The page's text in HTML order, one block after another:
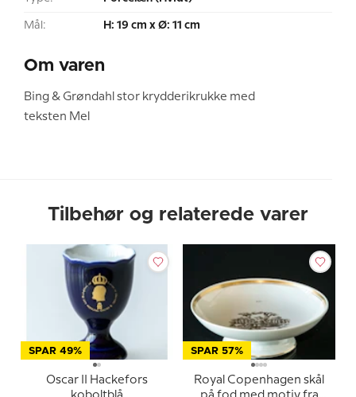
Mål: H: 19 cm x Ø: 11 cm
Om varen
Bing & Grøndahl stor krydderikrukke med
teksten Mel
Tilbehør og relaterede varer
SPAR 49%
Oscar II Hackefors
SPAR 57%
Royal Copenhagen skål